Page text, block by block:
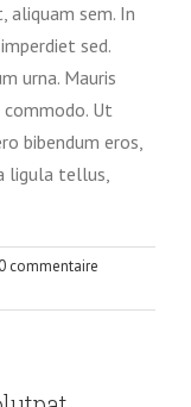
aliquam sem. In
sed.
urna. Mauris
commodo. Ut
bibendum eros,
ligula tellus,
0 commentaire